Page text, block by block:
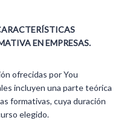
EN EMPRESAS.
ofrecidas por You
incluyen una parte teórica
formativas, cuya duración
elegido.